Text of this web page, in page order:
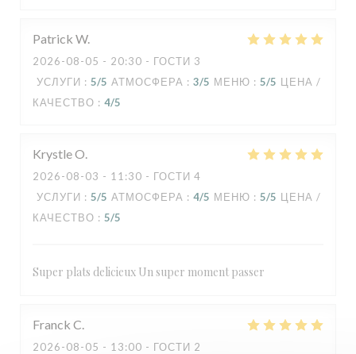
Patrick W
2026-08-05 - 20:30 - ГОСТИ 3
УСЛУГИ : 5/5 АТМОСФЕРА : 3/5 МЕНЮ : 5/5 ЦЕНА /
КАЧЕСТВО : 4/5
KrystleO
2026-08-03 - 11:30 - ГОСТИ 4
УСЛУГИ : 5/5 АТМОСФЕРА : 4/5 МЕНЮ : 5/5 ЦЕНА /
КАЧЕСТВО : 5/5
Super plats delicieux Un super moment passer
Franck C
2026-08-05 - 13:00 - ГОСТИ 2